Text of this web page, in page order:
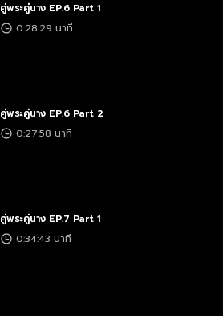
คู่พระคู่นาง EP.6 Part 1
0:28:29 นาที
คู่พระคู่นาง EP.6 Part 2
0:27:58 นาที
คู่พระคู่นาง EP.7 Part 1
0:34:43 นาที